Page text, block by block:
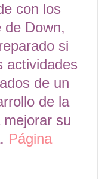
con los
de Down,
si
actividades
de un
de la
su
Página